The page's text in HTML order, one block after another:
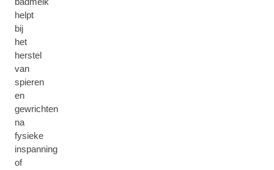
helpt
bij
het
herstel
van
spieren
en
gewrichten
na
fysieke
inspanning
of